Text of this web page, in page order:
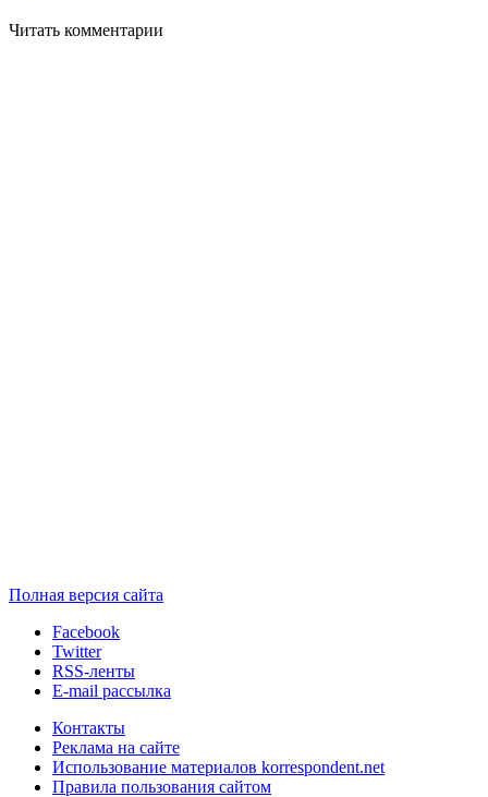
Читать комментарии
Полная версия сайта
Facebook
Twitter
RSS-ленты
E-mail рассылка
Контакты
Реклама на сайте
Использование материалов korrespondent.net
Правила пользования сайтом